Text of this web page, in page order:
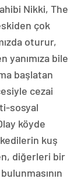
Nikki, The
çok
oturur,
yanımıza bile
başlatan
cezai
sosyal
köyde
kuş
diğerleri bir